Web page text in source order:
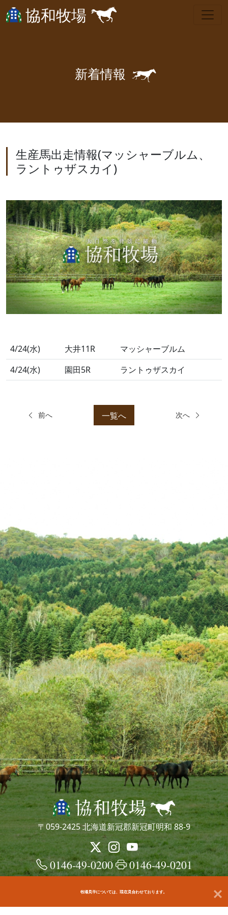
協和牧場
新着情報 🐎
生産馬出走情報(マッシャーブルム、
ラントゥザスカイ)
4/24(水) 大井11R
マッシャーブルム
4/24(水)
園田5R ラントゥザスカイ
前へ 一覧へ 次へ
〒059-2425 北海道新冠郡新冠町明和 88-9
0146-49-0200 0146-49-0201
牧場見学については、現在見合わせております。